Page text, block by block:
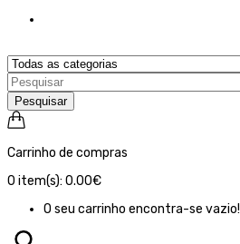
Pesquisar
Carrinho de compras
0 item(s): 0.00€
O seu carrinho encontra-se vazio!